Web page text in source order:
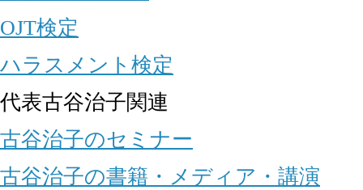
OJT検定
ハラスメント検定
代表古谷治子関連
古谷治子のセミナー
古谷治子の書籍・メディア・講演